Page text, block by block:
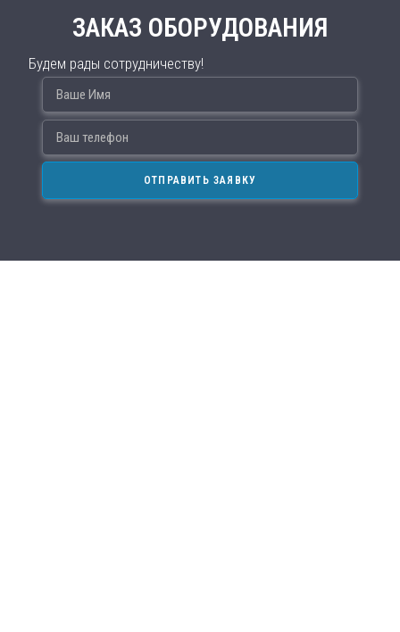
ЗАКАЗ ОБОРУДОВАНИЯ
Будем рады сотрудничеству!